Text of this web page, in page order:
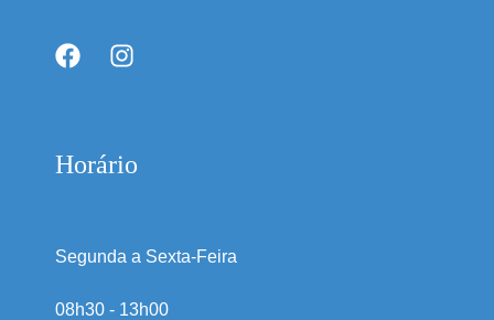
Horário
Segunda a Sexta-Feira
08h30 - 13h00